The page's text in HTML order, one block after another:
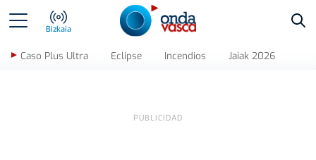
Bizkaia
Caso Plus Ultra Eclipse Incendios Jaiak 2026